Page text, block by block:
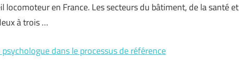
locomoteur en France. Les secteurs du bâtiment, de la santé et
à trois …
dans le processus de référence